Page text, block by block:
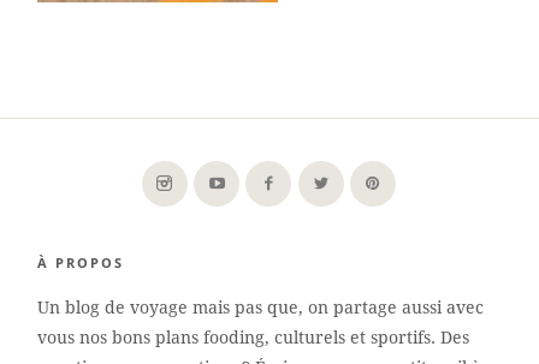
À PROPOS
Un blog de voyage mais pas que, on partage aussi avec
vous nos bons plans fooding, culturels et sportifs. Des